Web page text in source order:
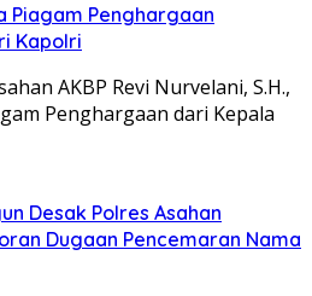
Piagam Penghargaan
Kapolri
AKBP Revi Nurvelani, S.H.,
Penghargaan dari Kepala
Desak Polres Asahan
Dugaan Pencemaran Nama